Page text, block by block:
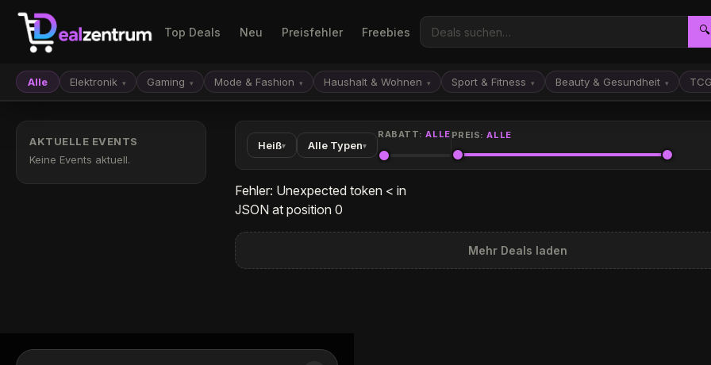
Top Deals Neu Preisfehler Freebies 🔍
Alle Elektronik ▾ Gaming ▾ Mode & Fashion ▾ Haushalt & Wohnen ▾ Sport & Fitness ▾ Beauty & Gesundheit ▾ TCG
AKTUELLE EVENTS
Keine Events aktuell.
Heiß▾ Alle Typen▾
RABATT:ALLE PREIS:ALLE
Fehler: Unexpected token < in
JSON at position 0
Mehr Deals laden